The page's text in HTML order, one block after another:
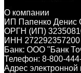
О компании
ИП Папенко Денис
ОРГН (ИП)
ИНН 272292357200
Банк: ООО "Банк
Телефон: 8-800-
Адрес